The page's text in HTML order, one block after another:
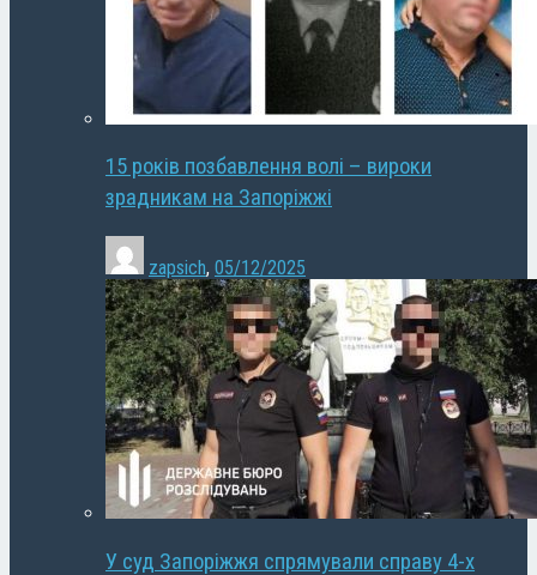
15 років позбавлення волі – вироки
зрадникам на Запоріжжі
zapsich, 05/12/2025
У суд Запоріжжя спрямували справу 4-х